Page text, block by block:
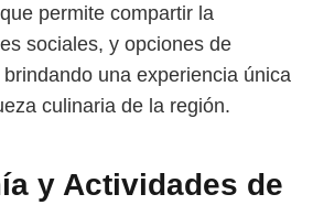
permite compartir la
sociales, y opciones de
una experiencia única
culinaria de la región.
y Actividades de